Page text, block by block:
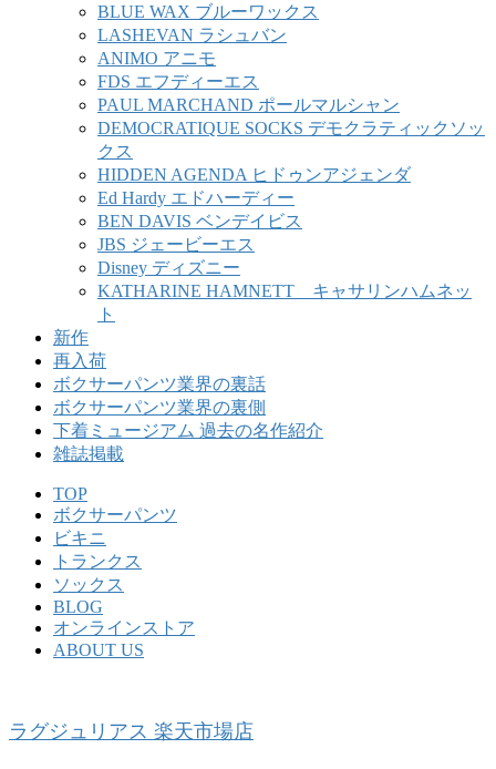
BLUE WAX ブルーワックス
LASHEVAN ラシュバン
ANIMO アニモ
FDS エフディーエス
PAUL MARCHAND ポールマルシャン
DEMOCRATIQUE SOCKS デモクラティックソッ
クス
HIDDEN AGENDA ヒドゥンアジェンダ
Ed Hardy エドハーディー
BEN DAVIS ベンデイビス
JBS ジェービーエス
Disney ディズニー
KATHARINE HAMNETT キャサリンハムネッ
ト
新作
再入荷
ボクサーパンツ業界の裏話
ボクサーパンツ業界の裏側
下着ミュージアム 過去の名作紹介
雑誌掲載
TOP
ボクサーパンツ
ビキニ
トランクス
ソックス
BLOG
オンラインストア
ABOUT US
ラグジュリアス 楽天市場店